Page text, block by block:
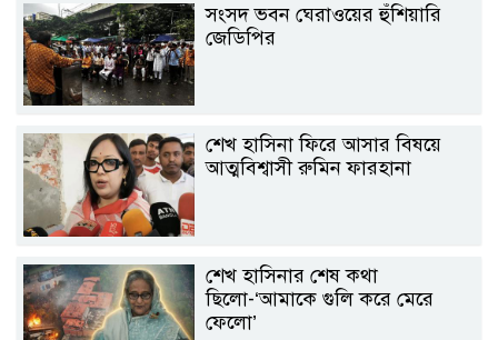
সংসদ ভবন ঘেরাওয়ের হুঁশিয়ারি
জেডিপির
শেখ হাসিনা ফিরে আসার বিষয়ে
আত্মবিশ্বাসী রুমিন ফারহানা
শেখ হাসিনার শেষ কথা
ছিলো-‘আমাকে গুলি করে মেরে
ফেলো’